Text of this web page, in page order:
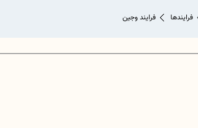
فرایندها فرایند وجین